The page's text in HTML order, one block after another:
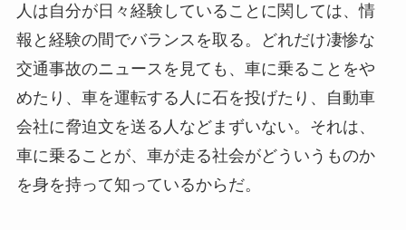
人は自分が日々経験していることに関しては、情
報と経験の間でバランスを取る。どれだけ凄惨な
交通事故のニュースを見ても、車に乗ることをや
めたり、車を運転する人に石を投げたり、自動車
会社に脅迫文を送る人などまずいない。それは、
車に乗ることが、車が走る社会がどういうものか
を身を持って知っているからだ。